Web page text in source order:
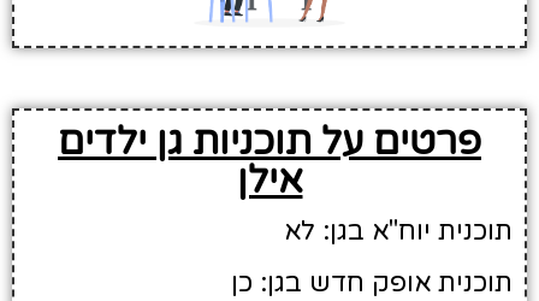
פרטים על תוכניות גן ילדים
אילן
תוכנית יוח"א בגן: לא
תוכנית אופק חדש בגן: כן